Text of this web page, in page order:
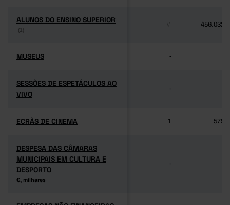
ALUNOS DO ENSINO SUPERIOR
(1)
ALUNOS DO ENSINO SUPERIOR
(1)
456.032
MUSEUS
MUSEUS -
SESSÕES DE ESPETÁCULOS AO
VIVO
SESSÕES DE ESPETÁCULOS AO
VIVO
-
ECRÃS DE CINEMA
ECRÃS DE CINEMA 1 579
DESPESA DAS CÂMARAS
MUNICIPAIS EM CULTURA E
DESPORTO
€, milhares
DESPESA DAS CÂMARAS
MUNICIPAIS EM CULTURA E
DESPORTO
€, milhares
-